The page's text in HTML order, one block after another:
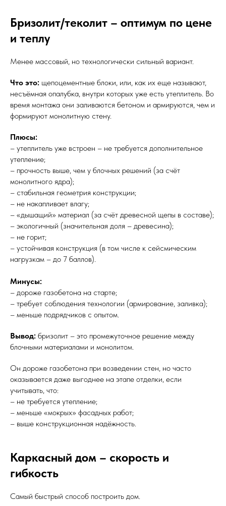
Бризолит/теколит – оптимум по цене
и теплу
Менее массовый, но технологически сильный вариант.
Что это: щепоцементные блоки, или, как их еще называют,
несъёмная опалубка, внутри которых уже есть утеплитель. Во
время монтажа они заливаются бетоном и армируются, чем и
формируют монолитную стену.
Плюсы:
– утеплитель уже встроен – не требуется дополнительное
утепление;
– прочность выше, чем у блочных решений (за счёт
монолитного ядра);
– стабильная геометрия конструкции;
– не накапливает влагу;
– «дышащий» материал (за счёт древесной щепы в составе);
– экологичный (значительная доля – древесина);
– не горит;
– устойчивая конструкция (в том числе к сейсмическим
нагрузкам – до 7 баллов).
Минусы:
– дороже газобетона на старте;
– требует соблюдения технологии (армирование, заливка);
– меньше подрядчиков с опытом.
Вывод: бризолит – это промежуточное решение между
блочными материалами и монолитом.
Он дороже газобетона при возведении стен, но часто
оказывается даже выгоднее на этапе отделки, если
учитывать, что:
– не требуется утепление;
– меньше «мокрых» фасадных работ;
– выше конструкционная надёжность.
Каркасный дом – скорость и
гибкость
Самый быстрый способ построить дом.